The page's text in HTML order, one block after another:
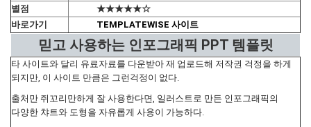
별점
★★★★★☆
바로가기
TEMPLATEWISE 사이트
믿고 사용하는 인포그래픽 PPT 템플릿
타 사이트와 달리 유료자료를 다운받아 재 업로드해 저작권 걱정을 하게
되지만, 이 사이트 만큼은 그런걱정이 없다.
출처만 쥐꼬리만하게 잘 사용한다면, 일러스트로 만든 인포그래픽의
다양한 챠트와 도형을 자유롭게 사용이 가능하다.